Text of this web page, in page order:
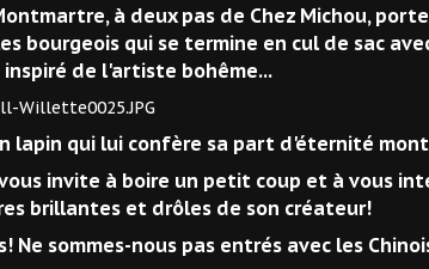
à deux pas de Chez Michou,
bourgeois qui se termine en cul de sac
de l'artiste bohême...
lapin qui lui confère sa part d'éternité
invite à boire un petit coup et à vous
brillantes et drôles de son créateur!
Ne sommes-nous pas entrés avec les